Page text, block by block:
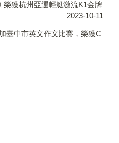
榮獲杭州亞運輕艇激流K1金牌
2023-10-11
臺中市英文作文比賽，榮獲C